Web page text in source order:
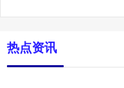
热点资讯